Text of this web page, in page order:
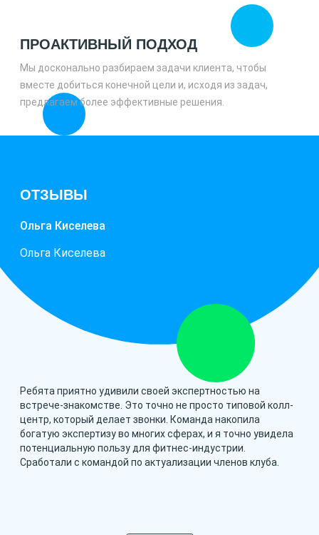
ПРОАКТИВНЫЙ ПОДХОД
Мы досконально разбираем задачи клиента, чтобы
вместе добиться конечной цели и, исходя из задач,
предлагаем более эффективные решения.
Ребята приятно удивили своей экспертностью на
встрече-знакомстве. Это точно не просто типовой колл-
центр, который делает звонки. Команда накопила
богатую экспертизу во многих сферах, и я точно увидела
потенциальную пользу для фитнес-индустрии.
Сработали с командой по актуализации членов клуба.
ОТЗЫВЫ
Ольга Киселева
Ольга Киселева